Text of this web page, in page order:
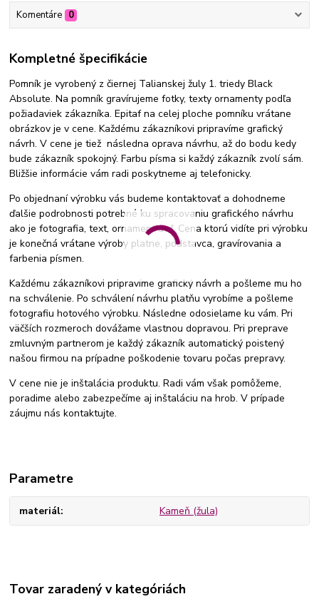
Komentáre 0
Kompletné špecifikácie
Pomník je vyrobený z čiernej Talianskej žuly 1. triedy Black
Absolute. Na pomník gravírujeme fotky, texty ornamenty podľa
požiadaviek zákazníka. Epitaf na celej ploche pomníku vrátane
obrázkov je v cene. Každému zákazníkovi pripravíme grafický
návrh. V cene je tiež následna oprava návrhu, až do bodu kedy
bude zákazník spokojný. Farbu písma si každý zákazník zvolí sám.
Bližšie informácie vám radi poskytneme aj telefonicky.
Po objednaní výrobku vás budeme kontaktovať a dohodneme
ďalšie podrobnosti potrebné ku spracovaniu grafického návrhu
ako je fotografia, text, ornament atď. Cena ktorú vidíte pri výrobku
je konečná vrátane výroby platne, podstavca, gravírovania a
farbenia písmen.
Každému zákazníkovi pripravíme grafický návrh a pošleme mu ho
na schválenie. Po schválení návrhu platňu vyrobíme a pošleme
fotografiu hotového výrobku. Následne odosielame ku vám. Pri
väčších rozmeroch dovážame vlastnou dopravou. Pri preprave
zmluvným partnerom je každý zákazník automatický poistený
našou firmou na prípadne poškodenie tovaru počas prepravy.
V cene nie je inštalácia produktu. Radi vám však pomôžeme,
poradime alebo zabezpečíme aj inštaláciu na hrob. V prípade
záujmu nás kontaktujte.
Parametre
materiál Kameň (žula)
Tovar zaradený v kategóriách